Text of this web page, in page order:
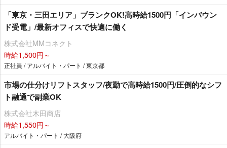
「東京・三田エリア」ブランクOK!高時給1500円「インバウン
ド受電」/最新オフィスで快適に働く
株式会社MMコネクト
時給1,500円～
正社員 / アルバイト・パート / 東京都
市場の仕分けリフトスタッフ/夜勤で高時給1500円/圧倒的なシフ
ト融通で副業OK
株式会社木田商店
時給1,550円～
アルバイト・パート / 大阪府